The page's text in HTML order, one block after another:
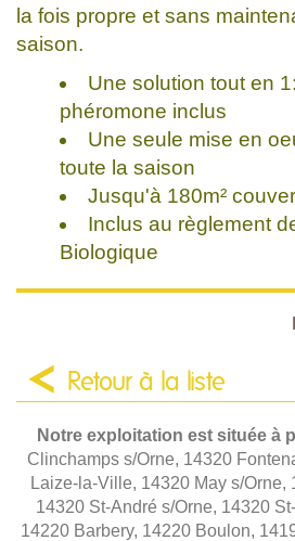
la fois propre et sans
saison.
Une solution tout en
phéromone inclus
Une seule mise en
toute la saison
Jusqu'à 180m²
Inclus au règlement
Biologique
Retour à la liste
Notre exploitation est située à
Clinchamps s/Orne, 14320
Laize-la-Ville, 14320 May s/Orne,
14320 St-André s/Orne, 14320
14220 Barbery, 14220 Boulon,